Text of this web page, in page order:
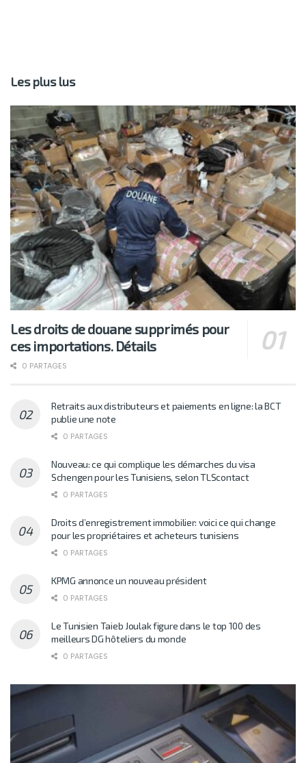
Les plus lus
Les droits de douane supprimés pour
ces importations. Détails
0 PARTAGES
Retraits aux distributeurs et paiements en ligne: la BCT
publie une note
0 PARTAGES
Nouveau: ce qui complique les démarches du visa
Schengen pour les Tunisiens, selon TLScontact
0 PARTAGES
Droits d’enregistrement immobilier: voici ce qui change
pour les propriétaires et acheteurs tunisiens
0 PARTAGES
KPMG annonce un nouveau président
0 PARTAGES
Le Tunisien Taieb Joulak figure dans le top 100 des
meilleurs DG hôteliers du monde
0 PARTAGES